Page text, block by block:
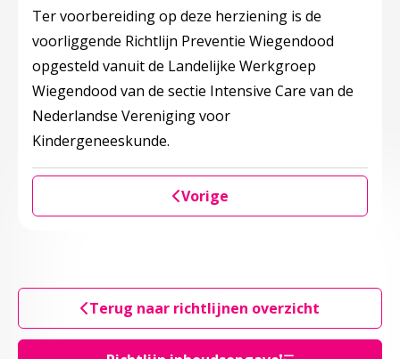
Ter voorbereiding op deze herziening is de
voorliggende Richtlijn Preventie Wiegendood
opgesteld vanuit de Landelijke Werkgroep
Wiegendood van de sectie Intensive Care van de
Nederlandse Vereniging voor
Kindergeneeskunde.
Vorige
Terug naar richtlijnen overzicht